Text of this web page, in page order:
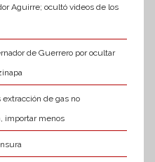
Aguirre; ocultó videos de los
de Guerrero por ocultar
de gas no
importar menos